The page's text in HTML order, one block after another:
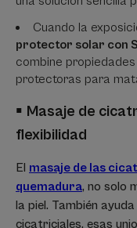
Cuando la
protector solar con
combine
protectoras para
▪ Masaje de
flexibilidad
El masaje de las
quemadura, no solo
la piel. También
cicatriciales, esas